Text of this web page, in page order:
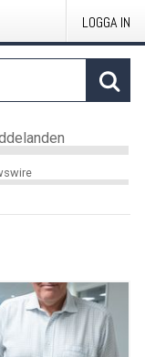
LOGGA IN